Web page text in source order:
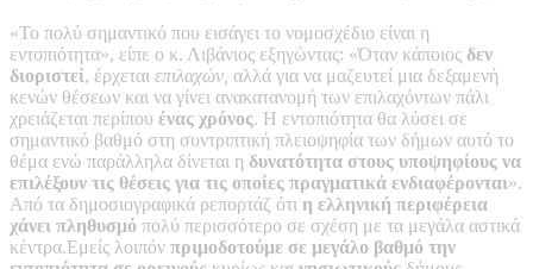
«Το πολύ σημαντικό που εισάγει το νομοσχέδιο είναι η
εντοπιότητα», είπε ο κ. Λιβάνιος εξηγώντας: «Όταν κάποιος δεν
διοριστεί, έρχεται επιλαχών, αλλά για να μαζευτεί μια δεξαμενή
κενών θέσεων και να γίνει ανακατανομή των επιλαχόντων πάλι
χρειάζεται περίπου ένας χρόνος. Η εντοπιότητα θα λύσει σε
σημαντικό βαθμό στη συντριπτική πλειοψηφία των δήμων αυτό το
θέμα ενώ παράλληλα δίνεται η δυνατότητα στους υποψηφίους να
επιλέξουν τις θέσεις για τις οποίες πραγματικά ενδιαφέρονται».
Από τα δημοσιογραφικά ρεπορτάζ ότι η ελληνική περιφέρεια
χάνει πληθυσμό πολύ περισσότερο σε σχέση με τα μεγάλα αστικά
κέντρα.Εμείς λοιπόν πριμοδοτούμε σε μεγάλο βαθμό την